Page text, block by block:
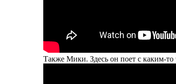
Также Мики. Здесь он поет с каким-